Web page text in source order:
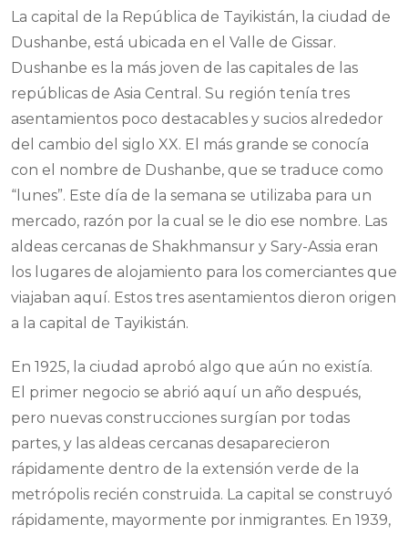
La capital de la República de Tayikistán, la ciudad de
Dushanbe, está ubicada en el Valle de Gissar.
Dushanbe es la más joven de las capitales de las
repúblicas de Asia Central. Su región tenía tres
asentamientos poco destacables y sucios alrededor
del cambio del siglo XX. El más grande se conocía
con el nombre de Dushanbe, que se traduce como
“lunes”. Este día de la semana se utilizaba para un
mercado, razón por la cual se le dio ese nombre. Las
aldeas cercanas de Shakhmansur y Sary-Assia eran
los lugares de alojamiento para los comerciantes que
viajaban aquí. Estos tres asentamientos dieron origen
a la capital de Tayikistán.
En 1925, la ciudad aprobó algo que aún no existía.
El primer negocio se abrió aquí un año después,
pero nuevas construcciones surgían por todas
partes, y las aldeas cercanas desaparecieron
rápidamente dentro de la extensión verde de la
metrópolis recién construida. La capital se construyó
rápidamente, mayormente por inmigrantes. En 1939,